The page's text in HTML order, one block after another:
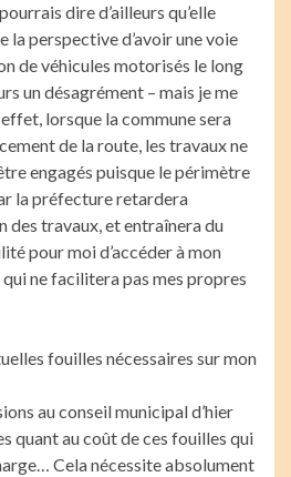
dire d’ailleurs qu’elle
la perspective d’avoir une voie
de véhicules motorisés le long
un désagrément – mais je me
lorsque la commune sera
de la route, les travaux ne
engagés puisque le périmètre
la préfecture retardera
des travaux, et entraînera du
pour moi d’accéder à mon
ne facilitera pas mes propres
fouilles nécessaires sur mon
au conseil municipal d’hier
quant au coût de ces fouilles qui
Cela nécessite absolument